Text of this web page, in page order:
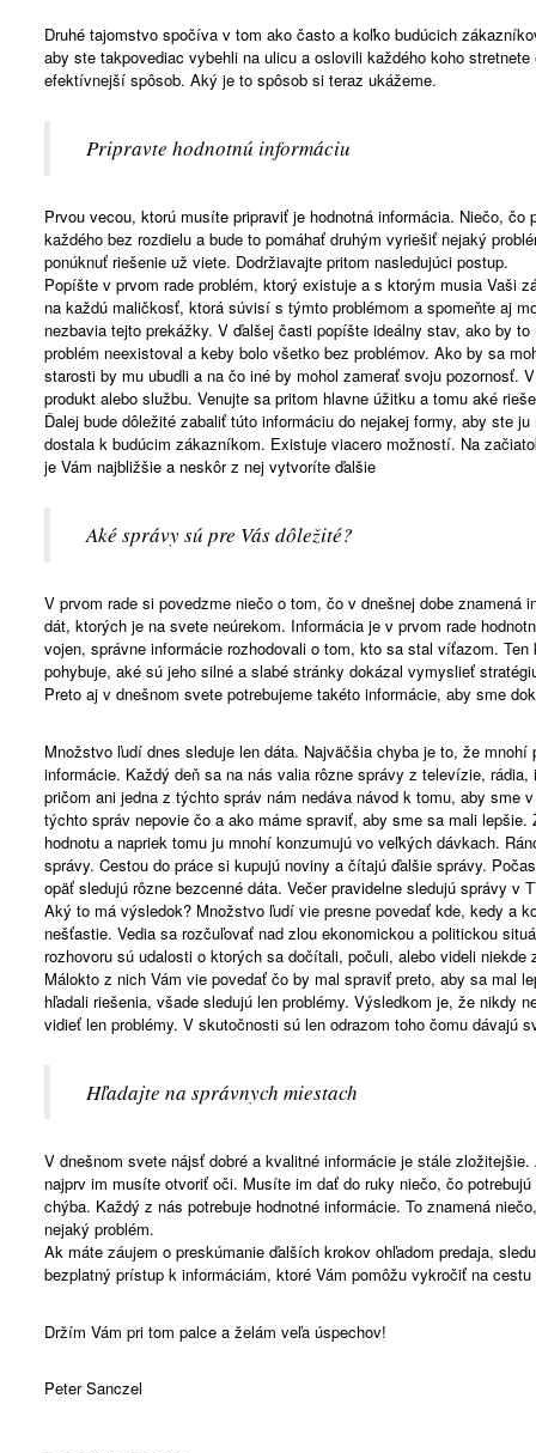
Druhé tajomstvo spočíva v tom ako často a koľko budúcich
aby ste takpovediac vybehli na ulicu a oslovili každého koho
efektívnejší spôsob. Aký je to spôsob si teraz ukážeme.
Pripravte hodnotnú informáciu
Prvou vecou, ktorú musíte pripraviť je hodnotná informácia. Niečo, čo
každého bez rozdielu a bude to pomáhať druhým vyriešiť nejaký
ponúknuť riešenie už viete. Dodržiavajte pritom nasledujúci postup.
Popíšte v prvom rade problém, ktorý existuje a s ktorým musia Vaši
na každú maličkosť, ktorá súvisí s týmto problémom a spomeňte aj
nezbavia tejto prekážky. V ďalšej časti popíšte ideálny stav, ako by
problém neexistoval a keby bolo všetko bez problémov. Ako by sa
starosti by mu ubudli a na čo iné by mohol zamerať svoju pozornosť.
produkt alebo službu. Venujte sa pritom hlavne úžitku a tomu aké
Ďalej bude dôležité zabaliť túto informáciu do nejakej formy, aby ste
dostala k budúcim zákazníkom. Existuje viacero možností. Na
je Vám najbližšie a neskôr z nej vytvoríte ďalšie
Aké správy sú pre Vás dôležité?
V prvom rade si povedzme niečo o tom, čo v dnešnej dobe znamená
dát, ktorých je na svete neúrekom. Informácia je v prvom rade
vojen, správne informácie rozhodovali o tom, kto sa stal víťazom.
pohybuje, aké sú jeho silné a slabé stránky dokázal vymyslieť
Preto aj v dnešnom svete potrebujeme takéto informácie, aby sme
Množstvo ľudí dnes sleduje len dáta. Najväčšia chyba je to, že mnohí
informácie. Každý deň sa na nás valia rôzne správy z televízie,
pričom ani jedna z týchto správ nám nedáva návod k tomu, aby sme
týchto správ nepovie čo a ako máme spraviť, aby sme sa mali lepšie.
hodnotu a napriek tomu ju mnohí konzumujú vo veľkých dávkach.
správy. Cestou do práce si kupujú noviny a čítajú ďalšie správy.
opäť sledujú rôzne bezcenné dáta. Večer pravidelne sledujú správy v
Aký to má výsledok? Množstvo ľudí vie presne povedať kde, kedy a
nešťastie. Vedia sa rozčuľovať nad zlou ekonomickou a politickou
rozhovoru sú udalosti o ktorých sa dočítali, počuli, alebo videli niekde
Málokto z nich Vám vie povedať čo by mal spraviť preto, aby sa mal
hľadali riešenia, všade sledujú len problémy. Výsledkom je, že nikdy
vidieť len problémy. V skutočnosti sú len odrazom toho čomu dávajú
Hľadajte na správnych miestach
V dnešnom svete nájsť dobré a kvalitné informácie je stále
najprv im musíte otvoriť oči. Musíte im dať do ruky niečo, čo
chýba. Každý z nás potrebuje hodnotné informácie. To znamená
nejaký problém.
Ak máte záujem o preskúmanie ďalších krokov ohľadom predaja,
bezplatný prístup k informáciám, ktoré Vám pomôžu vykročiť na
Držím Vám pri tom palce a želám veľa úspechov!
Peter Sanczel